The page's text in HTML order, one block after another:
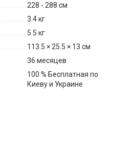
228 - 288 см
3.4 кг
5.5 кг
113.5 × 25.5 × 13 см
36 месяцев
100 % Бесплатная по
Киеву и Украине